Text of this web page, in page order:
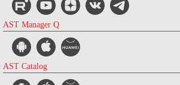
AST Manager Q
AST Catalog